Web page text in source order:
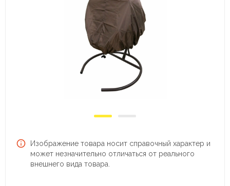
Изображение товара носит справочный характер и
может незначительно отличаться от реального
внешнего вида товара.